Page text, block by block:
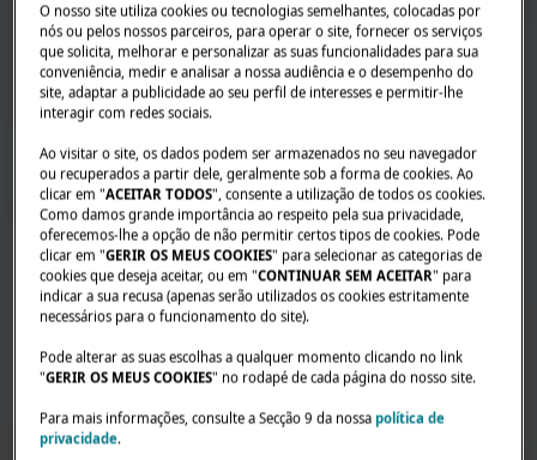
O nosso site utiliza cookies ou tecnologias semelhantes, colocadas por
nós ou pelos nossos parceiros, para operar o site, fornecer os serviços
que solicita, melhorar e personalizar as suas funcionalidades para sua
conveniência, medir e analisar a nossa audiência e o desempenho do
site, adaptar a publicidade ao seu perfil de interesses e permitir-lhe
interagir com redes sociais.
Ao visitar o site, os dados podem ser armazenados no seu navegador
ou recuperados a partir dele, geralmente sob a forma de cookies. Ao
clicar em "ACEITAR TODOS", consente a utilização de todos os cookies.
Como damos grande importância ao respeito pela sua privacidade,
oferecemos-lhe a opção de não permitir certos tipos de cookies. Pode
clicar em "GERIR OS MEUS COOKIES" para selecionar as categorias de
cookies que deseja aceitar, ou em "CONTINUAR SEM ACEITAR" para
indicar a sua recusa (apenas serão utilizados os cookies estritamente
necessários para o funcionamento do site).
Pode alterar as suas escolhas a qualquer momento clicando no link
"GERIR OS MEUS COOKIES" no rodapé de cada página do nosso site.
Para mais informações, consulte a Secção 9 da nossapolítica de
privacidade.